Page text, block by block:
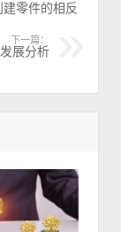
零件的相反
下一篇：
展分析